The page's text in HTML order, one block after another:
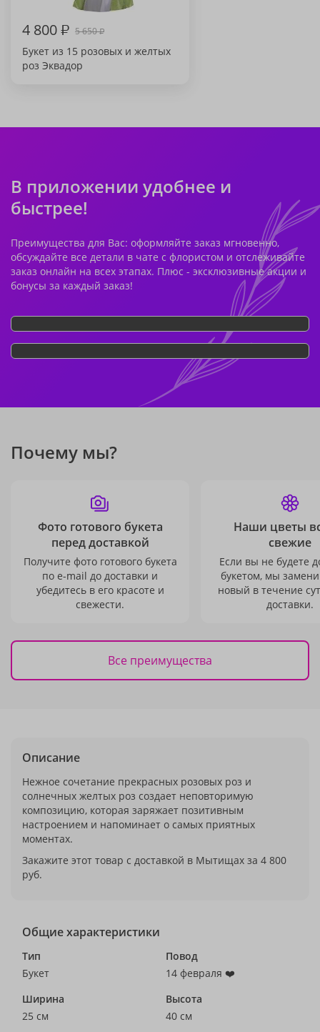
4 800₽ 5 650₽
Букет из 15 розовых и желтых
роз Эквадор
В приложении удобнее и
быстрее!
Преимущества для Вас: оформляйте заказ мгновенно,
обсуждайте все детали в чате с флористом и отслеживайте
заказ онлайн на всех этапах. Плюс - эксклюзивные акции и
бонусы за каждый заказ!
Почему мы?
Фото готового букета
перед доставкой
Получите фото готового букета
по e-mail до доставки и
убедитесь в его красоте и
свежести.
Наши цветы
свежие
Если вы не будете
букетом, мы
новый в течение
доставки.
Все преимущества
Описание
Нежное сочетание прекрасных розовых роз и
солнечных желтых роз создает неповторимую
композицию, которая заряжает позитивным
настроением и напоминает о самых приятных
моментах.
Закажите этот товар с доставкой в Мытищах за 4 800
руб.
Общие характеристики
Тип
Букет
Повод
14 февраля ❤️
Ширина
25 см
Высота
40 см